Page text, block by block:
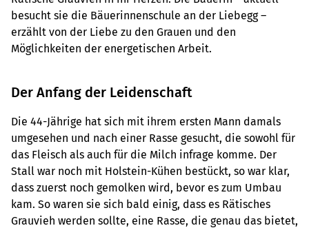
besucht sie die Bäuerinnenschule an der Liebegg –
erzählt von der Liebe zu den Grauen und den
Möglichkeiten der energetischen Arbeit.
Der Anfang der Leidenschaft
Die 44-Jährige hat sich mit ihrem ersten Mann damals
umgesehen und nach einer Rasse gesucht, die sowohl für
das Fleisch als auch für die Milch infrage komme. Der
Stall war noch mit Holstein-Kühen bestückt, so war klar,
dass zuerst noch gemolken wird, bevor es zum Umbau
kam. So waren sie sich bald einig, dass es Rätisches
Grauvieh werden sollte, eine Rasse, die genau das bietet,